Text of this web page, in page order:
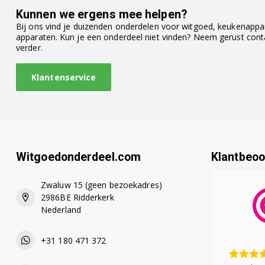
TI9578X1DE/10
Kunnen we ergens mee helpen?
Bij ons vind je duizenden onderdelen voor witgoed,
apparaten. Kun je een onderdeel niet vinden? Neem gerust
verder.
Klantenservice
Witgoedonderdeel.com
Zwaluw 15 (geen bezoekadres)
2986BE Ridderkerk
Nederland
+31 180 471 372